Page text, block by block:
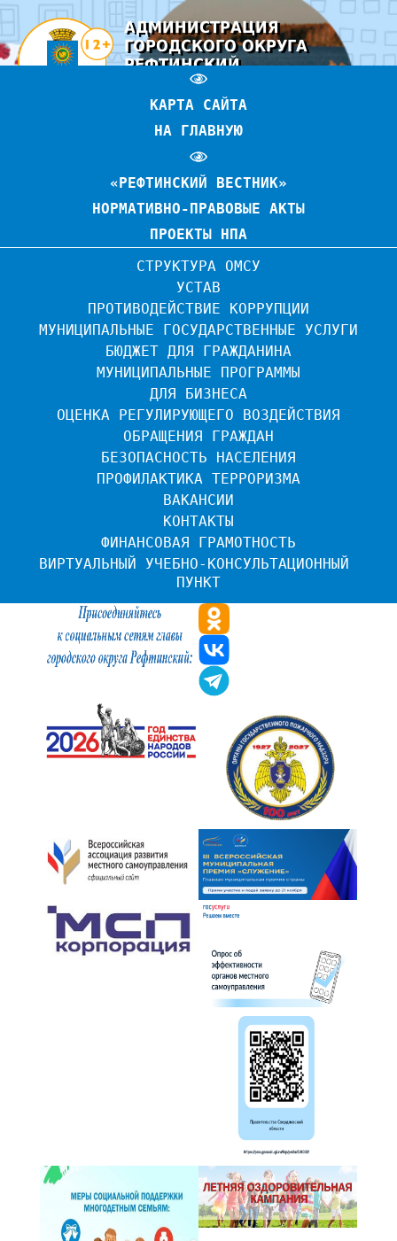
АДМИНИСТРАЦИЯ
ГОРОДСКОГО ОКРУГА
РЕФТИНСКИЙ
ОФИЦИАЛЬНЫЙ САЙТ
КАРТА САЙТА
НА ГЛАВНУЮ
«РЕФТИНСКИЙ ВЕСТНИК»
НОРМАТИВНО-ПРАВОВЫЕ АКТЫ
ПРОЕКТЫ НПА
СТРУКТУРА ОМСУ
УСТАВ
ПРОТИВОДЕЙСТВИЕ КОРРУПЦИИ
МУНИЦИПАЛЬНЫЕ ГОСУДАРСТВЕННЫЕ УСЛУГИ
БЮДЖЕТ ДЛЯ ГРАЖДАНИНА
МУНИЦИПАЛЬНЫЕ ПРОГРАММЫ
ДЛЯ БИЗНЕСА
ОЦЕНКА РЕГУЛИРУЮЩЕГО ВОЗДЕЙСТВИЯ
ОБРАЩЕНИЯ ГРАЖДАН
БЕЗОПАСНОСТЬ НАСЕЛЕНИЯ
ПРОФИЛАКТИКА ТЕРРОРИЗМА
ВАКАНСИИ
КОНТАКТЫ
ФИНАНСОВАЯ ГРАМОТНОСТЬ
ВИРТУАЛЬНЫЙ УЧЕБНО-КОНСУЛЬТАЦИОННЫЙ
ПУНКТ